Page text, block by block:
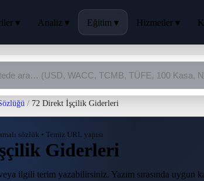
▾ Analiz ▾ Eğitim ▾ Hizmetler ▾
/ 72 Direkt İşçilik Giderleri
sözlük • Temiz URL yapısı
Giderleri
ilgili terim yazabilirsiniz. Yazım sırasında uygun